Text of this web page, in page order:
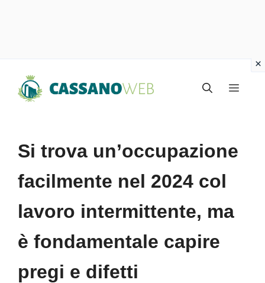
Menu
Si trova un’occupazione
facilmente nel 2024 col
lavoro intermittente, ma
è fondamentale capire
pregi e difetti